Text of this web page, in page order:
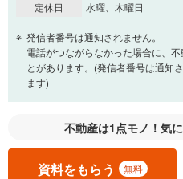
定休日
水曜、木曜日
発信者番号は通知されません。
電話がつながらなかった場合に、
とがあります。(発信者番号は通知
ます)
不動産は1点モノ！気
資料をもらう 無料